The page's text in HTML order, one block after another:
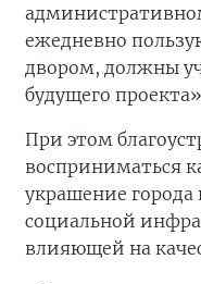
ежедневно
двором, должны
будущего
При этом
восприниматься
украшение
социальной
влияющей на